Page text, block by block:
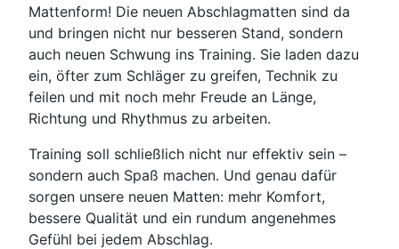
Mattenform! Die neuen Abschlagmatten sind da
und bringen nicht nur besseren Stand, sondern
auch neuen Schwung ins Training. Sie laden dazu
ein, öfter zum Schläger zu greifen, Technik zu
feilen und mit noch mehr Freude an Länge,
Richtung und Rhythmus zu arbeiten.
Training soll schließlich nicht nur effektiv sein –
sondern auch Spaß machen. Und genau dafür
sorgen unsere neuen Matten: mehr Komfort,
bessere Qualität und ein rundum angenehmes
Gefühl bei jedem Abschlag.